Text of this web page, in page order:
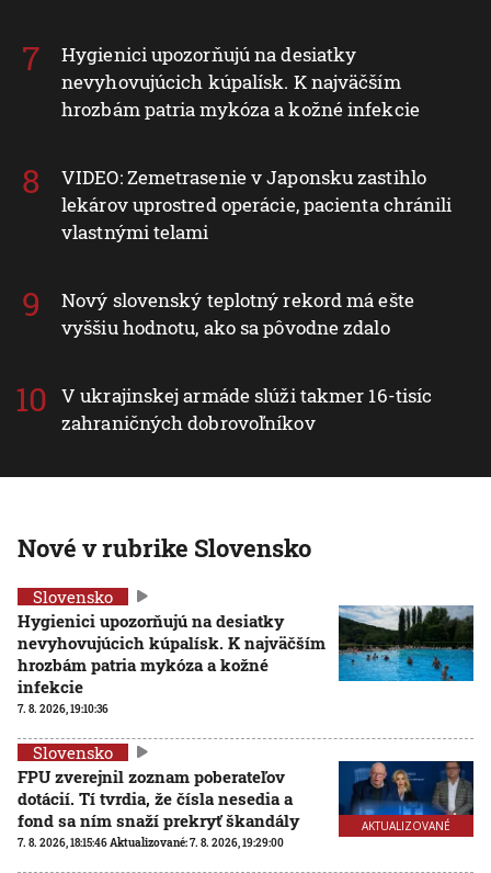
Hygienici upozorňujú na desiatky
nevyhovujúcich kúpalísk. K najväčším
hrozbám patria mykóza a kožné infekcie
VIDEO: Zemetrasenie v Japonsku zastihlo
lekárov uprostred operácie, pacienta chránili
vlastnými telami
Nový slovenský teplotný rekord má ešte
vyššiu hodnotu, ako sa pôvodne zdalo
V ukrajinskej armáde slúži takmer 16-tisíc
zahraničných dobrovoľníkov
Nové v rubrike Slovensko
Slovensko
Hygienici upozorňujú na desiatky
nevyhovujúcich kúpalísk. K najväčším
hrozbám patria mykóza a kožné
infekcie
7. 8. 2026, 19:10:36
AKTUALIZOVANÉ
Slovensko
FPU zverejnil zoznam poberateľov
dotácií. Tí tvrdia, že čísla nesedia a
fond sa ním snaží prekryť škandály
7. 8. 2026, 18:15:46 Aktualizované:7. 8. 2026, 19:29:00